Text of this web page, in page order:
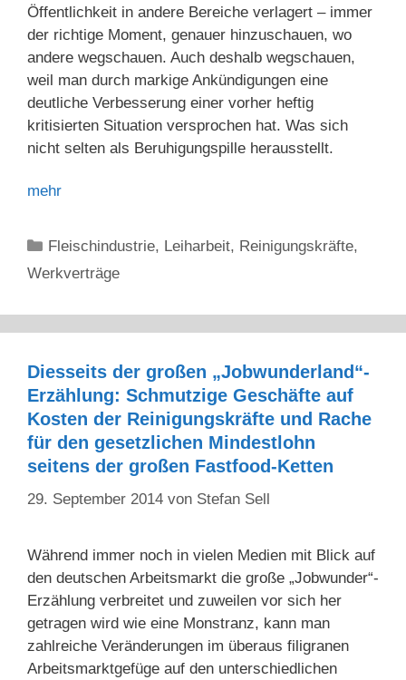
Öffentlichkeit in andere Bereiche verlagert – immer
der richtige Moment, genauer hinzuschauen, wo
andere wegschauen. Auch deshalb wegschauen,
weil man durch markige Ankündigungen eine
deutliche Verbesserung einer vorher heftig
kritisierten Situation versprochen hat. Was sich
nicht selten als Beruhigungspille herausstellt.
mehr
Kategorien
Fleischindustrie, Leiharbeit, Reinigungskräfte,
Werkverträge
Diesseits der großen „Jobwunderland“-
Erzählung: Schmutzige Geschäfte auf
Kosten der Reinigungskräfte und Rache
für den gesetzlichen Mindestlohn
seitens der großen Fastfood-Ketten
29. September 2014 von Stefan Sell
Während immer noch in vielen Medien mit Blick auf
den deutschen Arbeitsmarkt die große „Jobwunder“-
Erzählung verbreitet und zuweilen vor sich her
getragen wird wie eine Monstranz, kann man
zahlreiche Veränderungen im überaus filigranen
Arbeitsmarktgefüge auf den unterschiedlichen